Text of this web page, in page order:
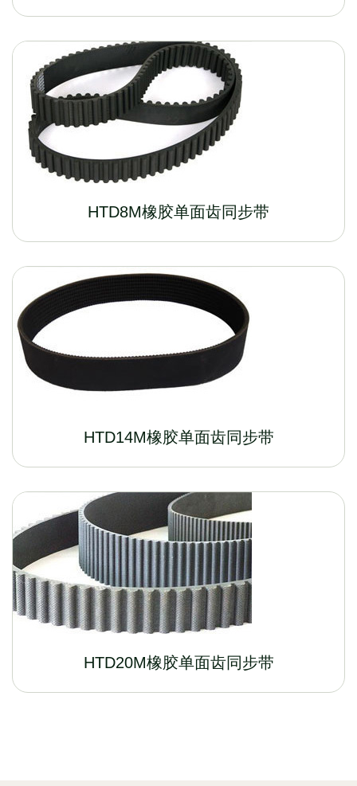
HTD8M橡胶单面齿同步带
HTD14M橡胶单面齿同步带
HTD20M橡胶单面齿同步带